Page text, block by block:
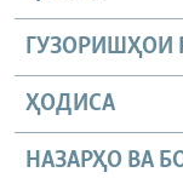
ГУЗОРИШҲОИ
ҲОДИСА
НАЗАРҲО ВА